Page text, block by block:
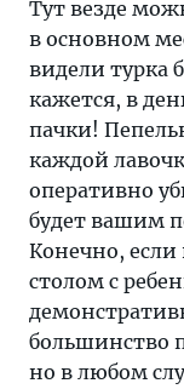
Тут везде
в основном
видели турка
кажется, в
пачки!
каждой
оперативно
будет вашим
Конечно, если
столом с
большинство
но в любом